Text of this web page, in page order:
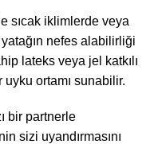
sıcak iklimlerde veya
nefes alabilirliği
lateks veya jel katkılı
ortamı sunabilir.
bir partnerle
sizi uyandırmasını